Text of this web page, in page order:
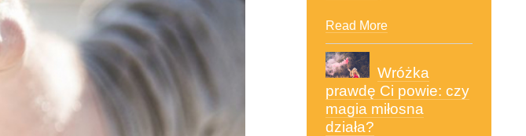
Read More
Wróżka
prawdę Ci powie: czy
magia miłosna
działa?